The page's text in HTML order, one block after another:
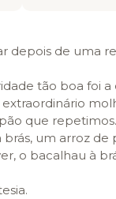
depois de uma
tão boa foi a
que repetimos.
um arroz
o bacalhau à